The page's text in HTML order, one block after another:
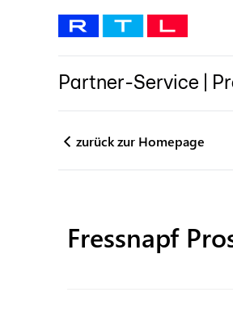
Partner-Service
zurück zur Homepage
Fressnapf